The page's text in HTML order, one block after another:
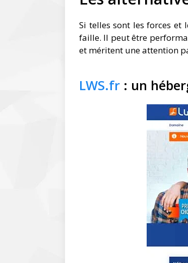
Si telles sont les forces et
faille. Il peut être
et méritent une attention
LWS.fr : un